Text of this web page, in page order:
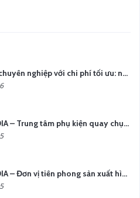
Làm MV chuyên nghiệp với chi phí tối ưu: nên chọn quay thực tế hay video AI?
YCN MEDIA – Trung tâm phụ kiện quay chụp tại Hà Nội
YCN MEDIA – Đơn vị tiên phong sản xuất hình ảnh & âm thanh bằng AI tại Hà Nội